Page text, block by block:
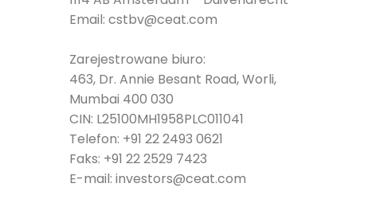
Email: cstbv@ceat.com
Zarejestrowane biuro:
463, Dr. Annie Besant Road, Worli,
Mumbai 400 030
CIN: L25100MH1958PLC011041
Telefon: +91 22 2493 0621
Faks: +91 22 2529 7423
E-mail: investors@ceat.com